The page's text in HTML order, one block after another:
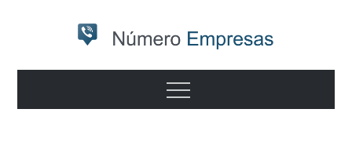
Numero
empresas
Otro sitio realizado con WordPress
Menu